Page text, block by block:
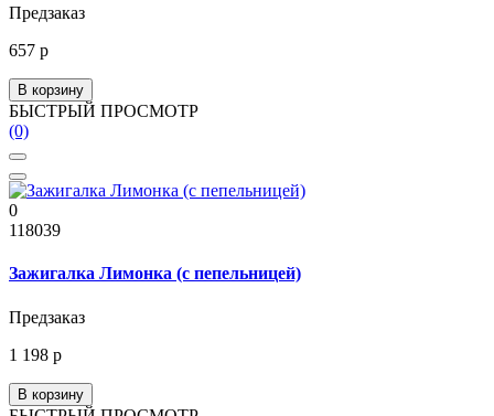
Предзаказ
657 р
В корзину
БЫСТРЫЙ ПРОСМОТР
(0)
0
118039
Зажигалка Лимонка (с пепельницей)
Предзаказ
1 198 р
В корзину